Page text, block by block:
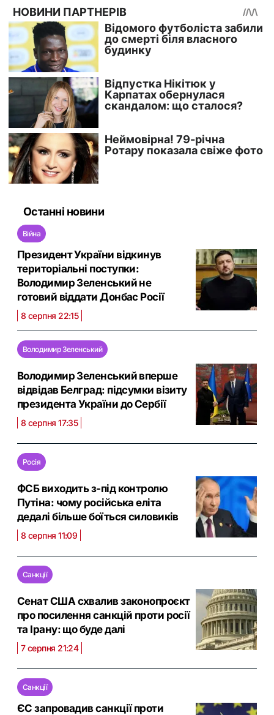
Останні новини
Війна
Президент України відкинув
територіальні поступки:
Володимир Зеленський не
готовий віддати Донбас Росії
8 серпня 22:15
Володимир Зеленський
Володимир Зеленський вперше
відвідав Белград: підсумки візиту
президента України до Сербії
8 серпня 17:35
Росія
ФСБ виходить з-під контролю
Путіна: чому російська еліта
дедалі більше боїться силовиків
8 серпня 11:09
Санкції
Сенат США схвалив законопроєкт
про посилення санкцій проти росії
та Ірану: що буде далі
7 серпня 21:24
Санкції
ЄС запровадив санкції проти